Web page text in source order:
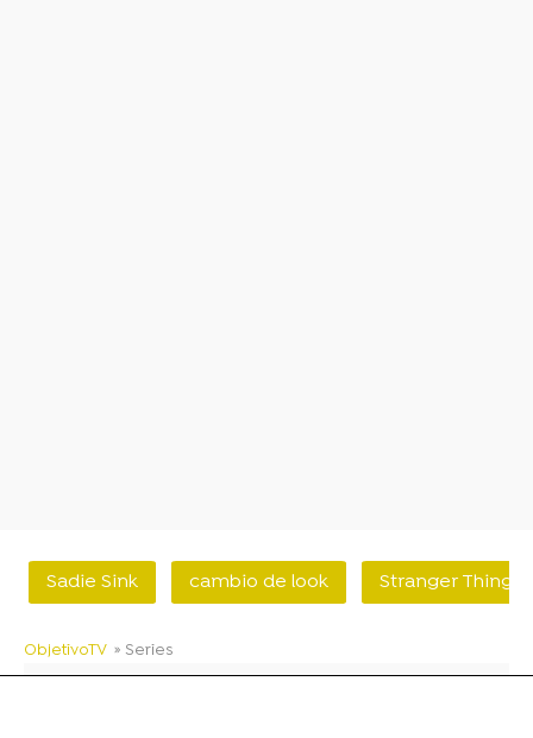
Sadie Sink cambio de look Stranger Things
ObjetivoTV » Series